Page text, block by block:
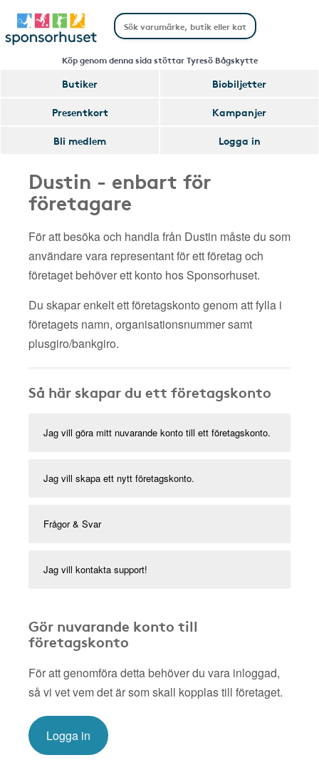
Köp genom denna sida stöttar Tyresö Bågskytte
Butiker
Biobiljetter
Presentkort
Kampanjer
Bli medlem
Logga in
Dustin - enbart för
företagare
För att besöka och handla från Dustin måste du som
användare vara representant för ett företag och
företaget behöver ett konto hos Sponsorhuset.
Du skapar enkelt ett företagskonto genom att fylla i
företagets namn, organisationsnummer samt
plusgiro/bankgiro.
Så här skapar du ett företagskonto
Jag vill göra mitt nuvarande konto till ett företagskonto.
Jag vill skapa ett nytt företagskonto.
Frågor & Svar
Jag vill kontakta support!
Gör nuvarande konto till
företagskonto
För att genomföra detta behöver du vara inloggad,
så vi vet vem det är som skall kopplas till företaget.
Logga in